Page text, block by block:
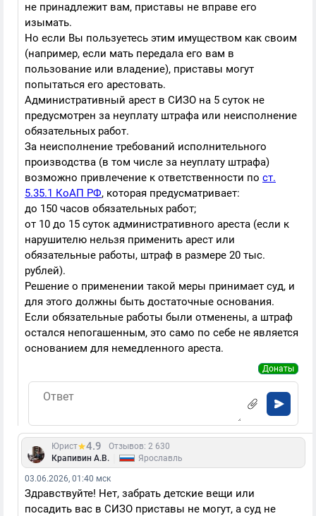
не принадлежит вам, приставы не вправе его
изымать.
Но если Вы пользуетесь этим имуществом как своим
(например, если мать передала его вам в
пользование или владение), приставы могут
попытаться его арестовать.
Административный арест в СИЗО на 5 суток не
предусмотрен за неуплату штрафа или неисполнение
обязательных работ.
За неисполнение требований исполнительного
производства (в том числе за неуплату штрафа)
возможно привлечение к ответственности по ст.
5.35.1 КоАП РФ, которая предусматривает:
до 150 часов обязательных работ;
от 10 до 15 суток административного ареста (если к
нарушителю нельзя применить арест или
обязательные работы, штраф в размере 20 тыс.
рублей).
Решение о применении такой меры принимает суд, и
для этого должны быть достаточные основания.
Если обязательные работы были отменены, а штраф
остался непогашенным, это само по себе не является
основанием для немедленного ареста.
Донаты
Юрист 4.9
Отзывов: 2 630
Крапивин А.В.
Ярославль
03.06.2026, 01:40 мск
Здравствуйте! Нет, забрать детские вещи или
посадить вас в СИЗО приставы не могут, а суд не